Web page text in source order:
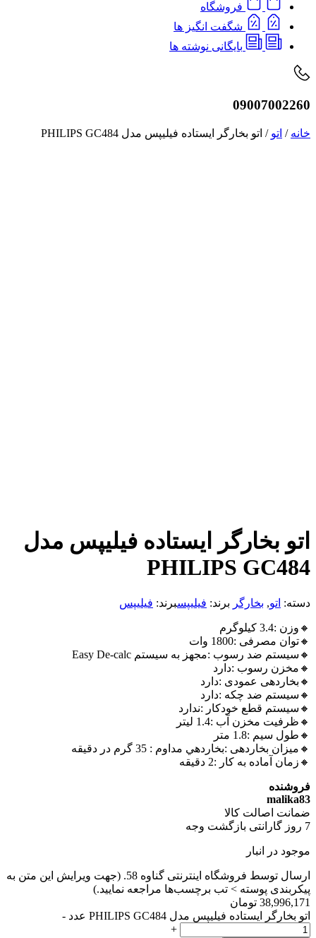
فروشگاه
شگفت انگیز ها
بایگانی نوشته ها
09007002260
خانه / اتو / اتو بخارگر ایستاده فیلیپس مدل PHILIPS GC484
اتو بخارگر ایستاده فیلیپس مدل
PHILIPS GC484
دسته: اتو, بخارگر برند: فیلیپسبرند: فیلیپس
🔸وزن :3.4 کیلوگرم
🔸توان مصرفی :1800 وات
🔸سیستم ضد رسوب :مجهز به سیستم Easy De-calc
🔸مخزن رسوب :دارد
🔸بخاردهی عمودی :دارد
🔸سیستم ضد چکه :دارد
🔸سیستم قطع خودکار :ندارد
🔸ظرفیت مخزن آب :1.4 لیتر
🔸طول سیم :1.8 متر
🔸میزان بخاردهی :بخاردهي مداوم : 35 گرم در دقيقه
🔸زمان آماده به کار :2 دقیقه
فروشنده
malika83
ضمانت اصالت کالا
7 روز گارانتی بازگشت وجه
موجود در انبار
ارسال توسط فروشگاه اینترنتی گناوه 58. (جهت ویرایش این متن به
پیکربندی پوسته > تب برچسب‌ها مراجعه نمایید.)
38,996,171 تومان
اتو بخارگر ایستاده فیلیپس مدل PHILIPS GC484 عدد
-
+